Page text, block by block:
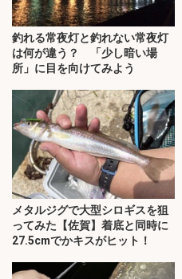
釣れる常夜灯と釣れない常夜灯
は何が違う？ 「少し暗い場
所」に目を向けてみよう
メタルジグで大型シロギスを狙
ってみた【佐賀】着底と同時に
27.5cmでかキスがヒット！